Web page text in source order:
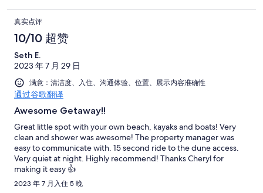
真实点评
10/10 超赞
Seth E.
2023 年 7 月 29 日
满意：清洁度、入住、沟通体验、位置、展示内容准确性
通过谷歌翻译
Awesome Getaway!!
Great little spot with your own beach, kayaks and boats! Very
clean and shower was awesome! The property manager was
easy to communicate with. 15 second ride to the dune access.
Very quiet at night. Highly recommend! Thanks Cheryl for
making it easy 👍
2023 年 7 月入住 5 晚